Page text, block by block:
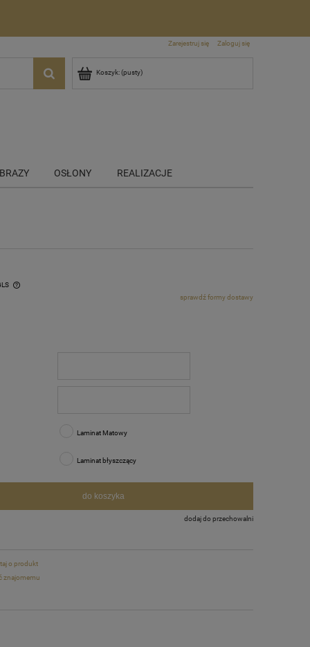
Zarejestruj się Zaloguj się
Koszyk:(pusty)
OSŁONY REALIZACJE
sprawdź formy dostawy
Laminat Matowy
Laminat błyszczący
do koszyka
dodaj do przechowalni
o produkt
znajomemu